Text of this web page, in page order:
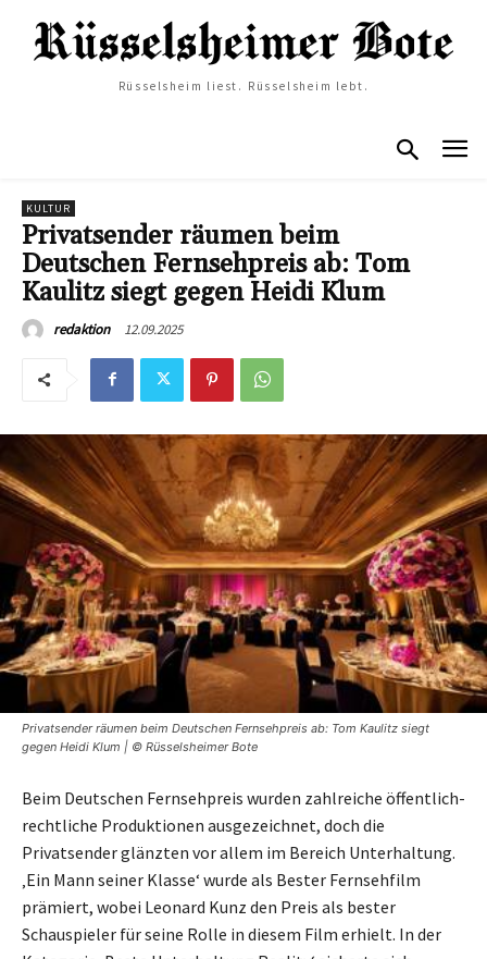
Rüsselsheim liest. Rüsselsheim lebt.
KULTUR
Privatsender räumen beim
Deutschen Fernsehpreis ab: Tom
Kaulitz siegt gegen Heidi Klum
redaktion 12.09.2025
Privatsender räumen beim Deutschen Fernsehpreis ab: Tom Kaulitz siegt
gegen Heidi Klum | © Rüsselsheimer Bote
Beim Deutschen Fernsehpreis wurden zahlreiche öffentlich-
rechtliche Produktionen ausgezeichnet, doch die
Privatsender glänzten vor allem im Bereich Unterhaltung.
‚Ein Mann seiner Klasse‘ wurde als Bester Fernsehfilm
prämiert, wobei Leonard Kunz den Preis als bester
Schauspieler für seine Rolle in diesem Film erhielt. In der